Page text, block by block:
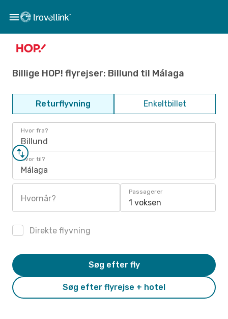
Billige HOP! flyrejser: Billund til Málaga
Returflyvning Enkeltbillet
Hvor fra?
Billund
Hvor til?
Málaga
Hvornår?
Passagerer
1 voksen
Direkte flyvning
Søg efter flyrejse + hotel
Søg efter fly